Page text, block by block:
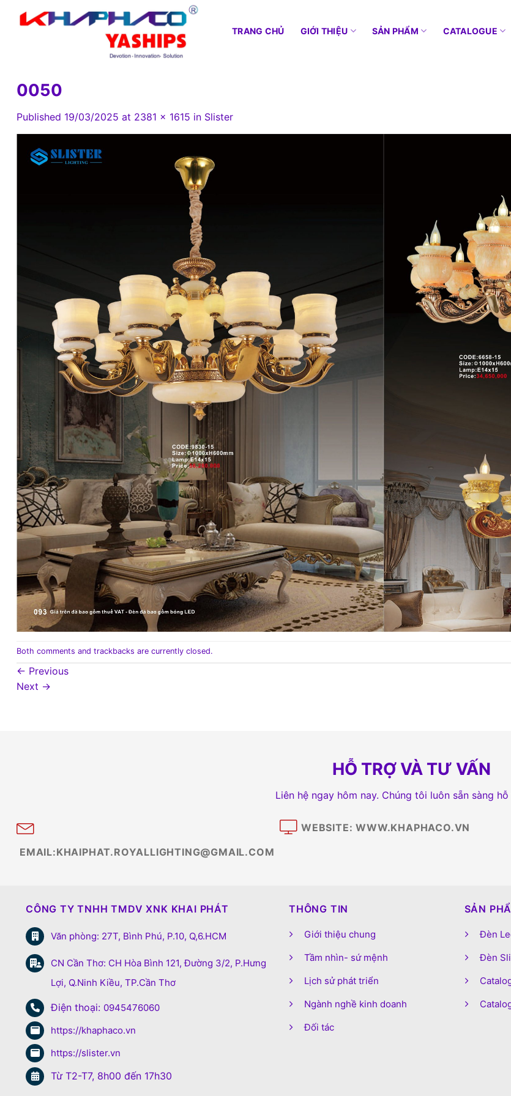
TRANG CHỦ GIỚI THIỆU SẢN PHẨM CATALOGUE
0050
Published 19/03/2025 at 2381 × 1615 in Slister
Both comments and trackbacks are currently closed.
← Previous
Next →
HỖ TRỢ VÀ TƯ VẤN
Liên hệ ngay hôm nay. Chúng tôi luôn sẵn sàng
EMAIL:KHAIPHAT.ROYALLIGHTING@GMAIL.COM
WEBSITE: WWW.KHAPHACO.VN
CÔNG TY TNHH TMDV XNK KHAI PHÁT
Văn phòng: 27T, Bình Phú, P.10, Q,6.HCM
CN Cần Thơ: CH Hòa Bình 121, Đường 3/2, P.Hưng
Lợi, Q.Ninh Kiều, TP.Cần Thơ
Điện thoại: 0945476060
https://khaphaco.vn
https://slister.vn
Từ T2-T7, 8h00 đến 17h30
THÔNG TIN
Giới thiệu chung
Tầm nhìn- sứ mệnh
Lịch sử phát triển
Ngành nghề kinh doanh
Đối tác
SẢN
Đèn
Đèn